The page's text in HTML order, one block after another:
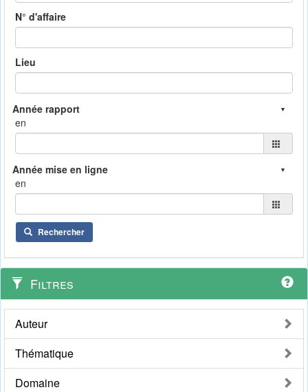
N° d'affaire
Lieu
en
en
Rechercher
Filtres
Auteur
Thématique
Domaine